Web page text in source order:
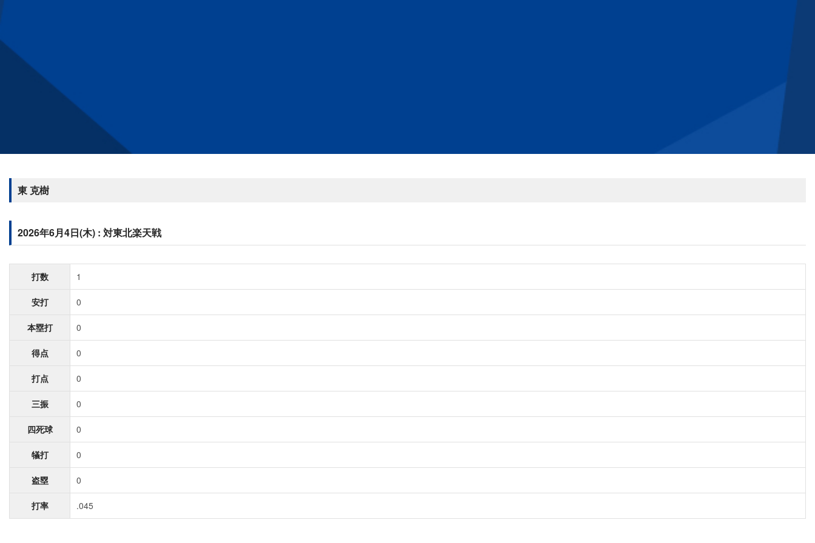
東 克樹
2026年6月4日(木) : 対東北楽天戦
打数 1
安打 0
本塁打 0
得点 0
打点 0
三振 0
四死球 0
犠打 0
盗塁 0
打率 .045